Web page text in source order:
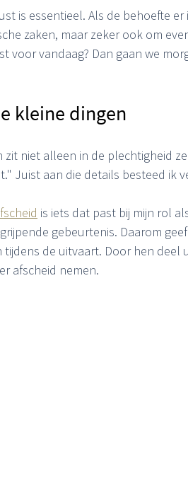
is essentieel. Als de behoefte
zaken, maar zeker ook om
voor vandaag? Dan gaan we
kleine dingen
niet alleen in de plechtigheid
Juist aan die details besteed ik
is iets dat past bij mijn rol
gebeurtenis. Daarom
de uitvaart. Door hen deel
afscheid nemen.